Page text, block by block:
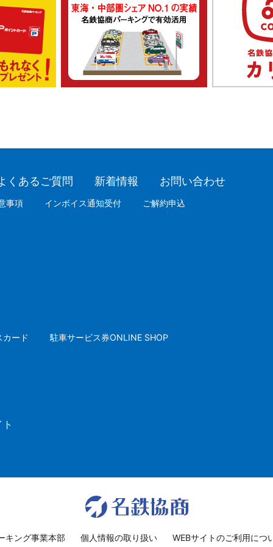
くあるご質問 新着情報 お問い合わせ
事項 インボイス通知受付 ご解約申込
ード 駐車サービス券ONLINE SHOP
キング事業本部 個人情報の取り扱い WEBサイトのご利用につ